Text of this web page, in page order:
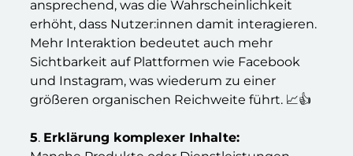
ansprechend, was die Wahrscheinlichkeit
erhöht, dass Nutzer:innen damit interagieren.
Mehr Interaktion bedeutet auch mehr
Sichtbarkeit auf Plattformen wie Facebook
und Instagram, was wiederum zu einer
größeren organischen Reichweite führt. 📈👍
5. Erklärung komplexer Inhalte: